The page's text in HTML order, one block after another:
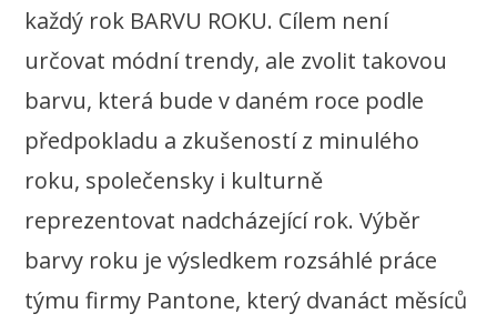
každý rok BARVU ROKU. Cílem není
určovat módní trendy, ale zvolit takovou
barvu, která bude v daném roce podle
předpokladu a zkušeností z minulého
roku, společensky i kulturně
reprezentovat nadcházející rok. Výběr
barvy roku je výsledkem rozsáhlé práce
týmu firmy Pantone, který dvanáct měsíců